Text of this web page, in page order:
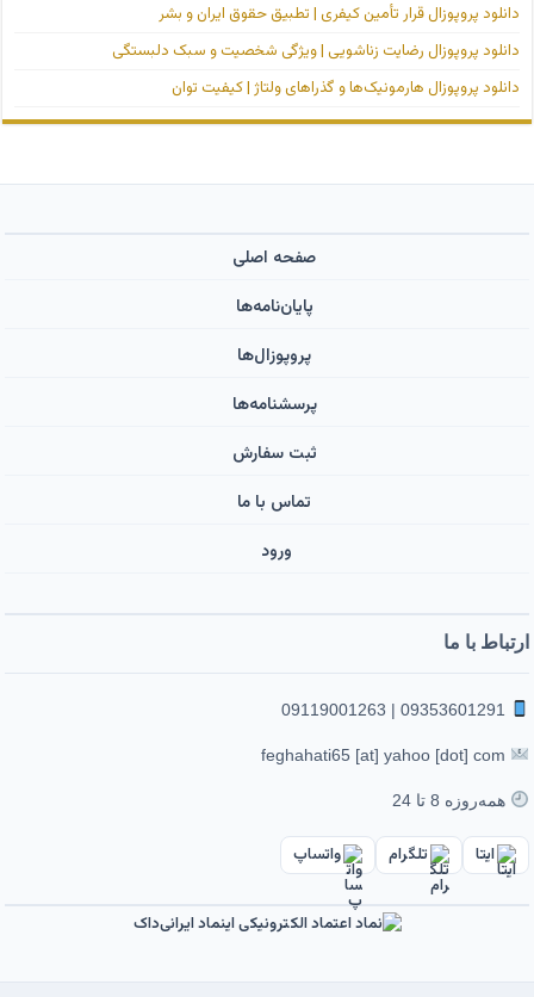
دانلود پروپوزال قرار تأمین کیفری | تطبیق حقوق ایران و بشر
دانلود پروپوزال رضایت زناشویی | ویژگی شخصیت و سبک دلبستگی
دانلود پروپوزال هارمونیک‌ها و گذراهای ولتاژ | کیفیت توان
صفحه اصلی
پایان‌نامه‌ها
پروپوزال‌ها
پرسشنامه‌ها
ثبت سفارش
تماس با ما
ورود ‌
ارتباط با ما
همه‌روزه 8 تا 24
ایتا تلگرام واتساپ